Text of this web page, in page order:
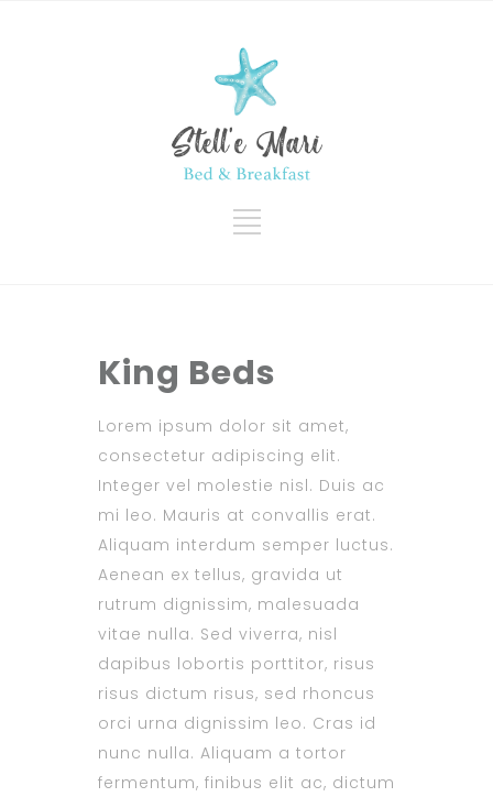
King Beds
Lorem ipsum dolor sit amet,
consectetur adipiscing elit.
Integer vel molestie nisl. Duis ac
mi leo. Mauris at convallis erat.
Aliquam interdum semper luctus.
Aenean ex tellus, gravida ut
rutrum dignissim, malesuada
vitae nulla. Sed viverra, nisl
dapibus lobortis porttitor, risus
risus dictum risus, sed rhoncus
orci urna dignissim leo. Cras id
nunc nulla. Aliquam a tortor
fermentum, finibus elit ac, dictum